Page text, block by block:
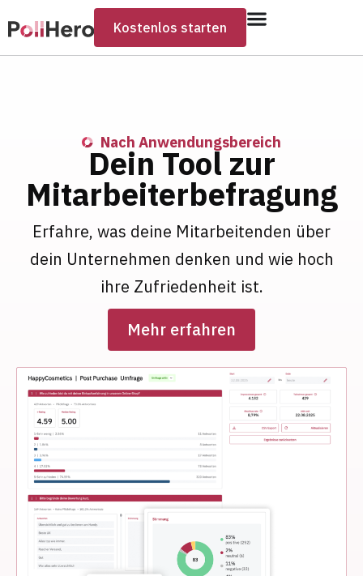
Kostenlos starten
Nach Anwendungsbereich
Dein Tool zur
Mitarbeiterbefragung​
Erfahre, was deine Mitarbeitenden über
dein Unternehmen denken und wie hoch
ihre Zufriedenheit ist.
Mehr erfahren